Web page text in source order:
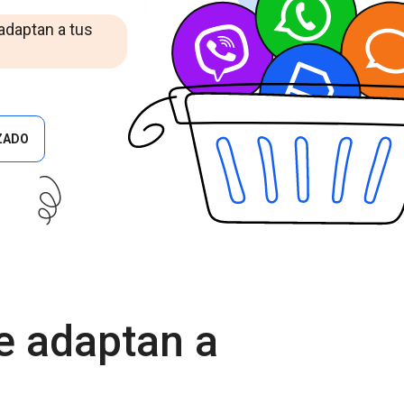
a tus
adaptan a